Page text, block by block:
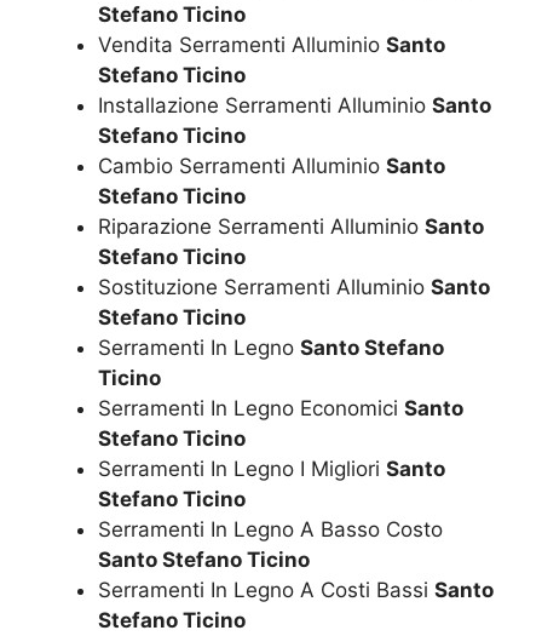
Stefano Ticino
Vendita Serramenti Alluminio Santo
Stefano Ticino
Installazione Serramenti Alluminio Santo
Stefano Ticino
Cambio Serramenti Alluminio Santo
Stefano Ticino
Riparazione Serramenti Alluminio Santo
Stefano Ticino
Sostituzione Serramenti Alluminio Santo
Stefano Ticino
Serramenti In Legno Santo Stefano
Ticino
Serramenti In Legno Economici Santo
Stefano Ticino
Serramenti In Legno I Migliori Santo
Stefano Ticino
Serramenti In Legno A Basso Costo
Santo Stefano Ticino
Serramenti In Legno A Costi Bassi Santo
Stefano Ticino